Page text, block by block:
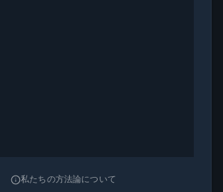
私たちの方法論について